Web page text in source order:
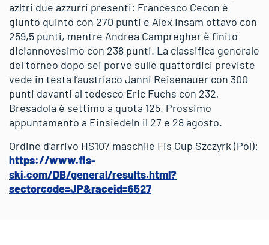
azltri due azzurri presenti: Francesco Cecon è
giunto quinto con 270 punti e Alex Insam ottavo con
259,5 punti, mentre Andrea Campregher è finito
diciannovesimo con 238 punti. La classifica generale
del torneo dopo sei porve sulle quattordici previste
vede in testa l’austriaco Janni Reisenauer con 300
punti davanti al tedesco Eric Fuchs con 232,
Bresadola è settimo a quota 125. Prossimo
appuntamento a Einsiedeln il 27 e 28 agosto.
Ordine d’arrivo HS107 maschile Fis Cup Szczyrk (Pol):
https://www.fis-
ski.com/DB/general/results.html?
sectorcode=JP&raceid=6527